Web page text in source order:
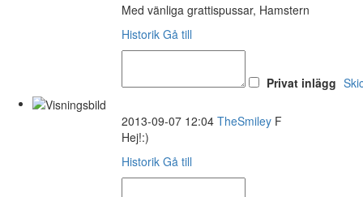
Med vänliga grattispussar, Hamstern
Historik Gå till
Privat inlägg
2013-09-07 12:04 TheSmiley F
Hej!:)
Historik Gå till